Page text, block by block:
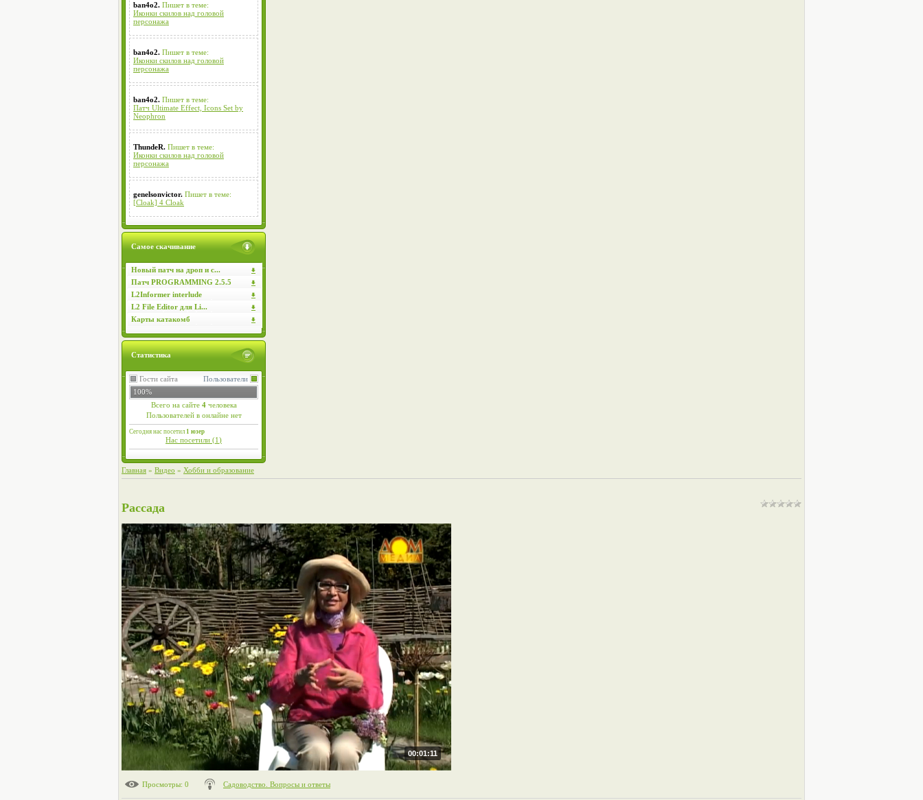
ban4o2. Пишет в теме:
Иконки скилов над головой
персонажа
ban4o2. Пишет в теме:
Иконки скилов над головой
персонажа
ban4o2. Пишет в теме:
Патч Ultimate Effect, Icons Set by
Neophron
ThundeR. Пишет в теме:
Иконки скилов над головой
персонажа
genelsonvictor. Пишет в теме:
[Cloak] 4 Cloak
Самое скачивание
Новый патч на дроп и с...
Патч PROGRAMMING 2.5.5
L2Informer interlude
L2 File Editor для Li...
Карты катакомб
Статистика
Пользователи
Гости сайта
100%
Всего на сайте 4человека
Пользователей в онлайне нет
Сегодня нас посетил1 юзер
Нас посетили (1)
Главная » Видео » Хобби и образование
Рассада
00:01:11
Просмотры: 0 Садоводство. Вопросы и ответы